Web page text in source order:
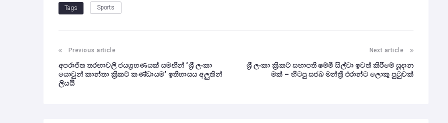
Tags Sports
Previous article
අපරාජිත තරඟාවලි ජයග්‍රහණයක් සමඟින් ‘ශ්‍රී ලංකා
යොවුන් කාන්තා ක්‍රිකට් කණ්ඩායම’ ඉතිහාසය අලුතින්
ලියයි
Next article
ශ්‍රී ලංකා ක්‍රිකට් සභාපති ෂම්මි සිල්වා ඉවත් කිරීමේ සූදාන
මක් – හිටපු සජබ මන්ත්‍රී එරාන්ට ලොකු පුටුවක්